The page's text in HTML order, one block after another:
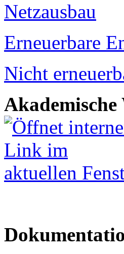
Netzausbau
Erneuerbare
Nicht
Akademische